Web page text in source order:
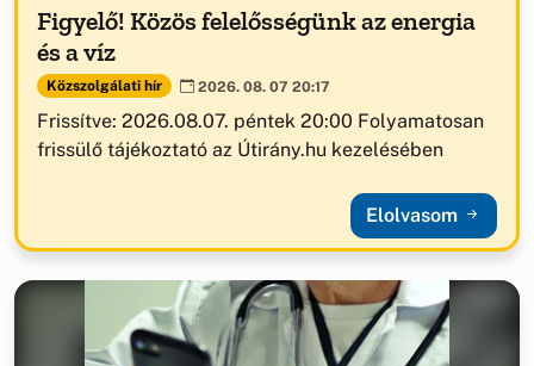
Figyelő! Közös felelősségünk az energia
és a víz
Közszolgálati hír 2026. 08. 07 20:17
Frissítve: 2026.08.07. péntek 20:00 Folyamatosan
frissülő tájékoztató az Útirány.hu kezelésében
Elolvasom